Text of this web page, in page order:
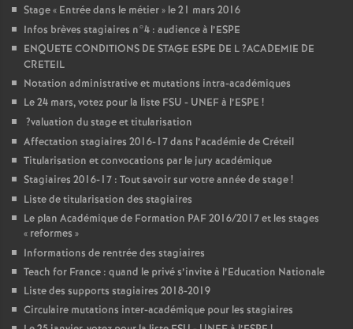
Stage « Entrée dans le métier» le 21 mars 2016
Infos brèves stagiaires n°4 : audience à l’ESPE
ENQUETE CONDITIONS DE STAGE ESPE DE L?ACADEMIE DE
CRETEIL
Notation administrative et mutations intra-académiques
Le 24 mars, votez pour la liste FSU - UNEFà l’ESPE !
?valuation du stage et titularisation
Affectation stagiaires 2016-17 dans l’académie de Créteil
Titularisation et convocations par le jury académique
Stagiaires 2016-17 : Tout savoir sur votre année de stage!
Liste de titularisation des stagiaires
Le plan Académique de Formation PAF2016/2017 et les stages
« reformes »
Informations de rentrée des stagiaires
Teach for France : quand le privé s’invite à l’Education Nationale
Liste des supports stagiaires 2018-2019
Circulaire mutations inter-académique pour les stagiaires